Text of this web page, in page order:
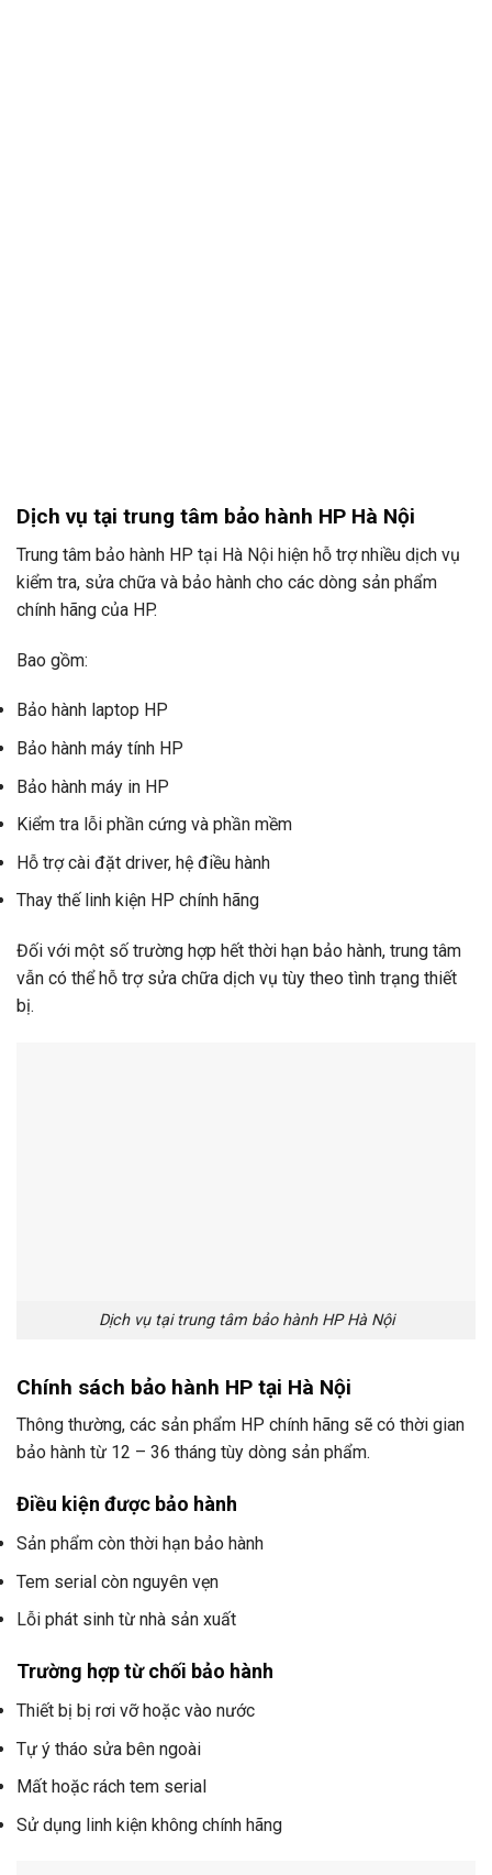
Dịch vụ tại trung tâm bảo hành HP Hà Nội
Trung tâm bảo hành HP tại Hà Nội hiện hỗ trợ nhiều dịch vụ
kiểm tra, sửa chữa và bảo hành cho các dòng sản phẩm
chính hãng của HP.
Bao gồm:
Bảo hành laptop HP
Bảo hành máy tính HP
Bảo hành máy in HP
Kiểm tra lỗi phần cứng và phần mềm
Hỗ trợ cài đặt driver, hệ điều hành
Thay thế linh kiện HP chính hãng
Đối với một số trường hợp hết thời hạn bảo hành, trung tâm
vẫn có thể hỗ trợ sửa chữa dịch vụ tùy theo tình trạng thiết
bị.
Dịch vụ tại trung tâm bảo hành HP Hà Nội
Chính sách bảo hành HP tại Hà Nội
Thông thường, các sản phẩm HP chính hãng sẽ có thời gian
bảo hành từ 12 – 36 tháng tùy dòng sản phẩm.
Điều kiện được bảo hành
Sản phẩm còn thời hạn bảo hành
Tem serial còn nguyên vẹn
Lỗi phát sinh từ nhà sản xuất
Trường hợp từ chối bảo hành
Thiết bị bị rơi vỡ hoặc vào nước
Tự ý tháo sửa bên ngoài
Mất hoặc rách tem serial
Sử dụng linh kiện không chính hãng